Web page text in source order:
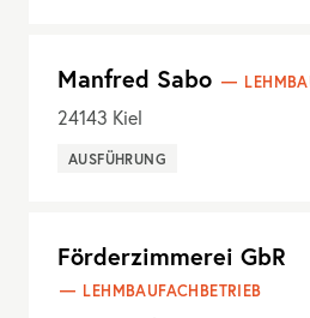
Manfred Sabo
24143 Kiel
AUSFÜHRUNG
Förderzimmerei GbR
LEHMBAUFACHBETRIEB